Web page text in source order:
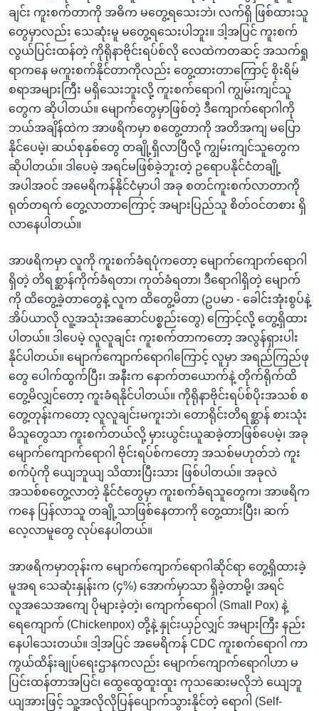
ချင်း ကူးစက်တာကို အဓိက မတွေ့ရသေးဘဲ၊ လက်ရှိ ဖြစ်ထားသူ
တွေမှာလည်း သေဆုံးမူ မတွေ့ရသေးပါဘူး။ ဒါ့အပြင် ကူးစက်
လွယ်ပြင်းထန်တဲ့ ကိုရိုနာဗိုင်းရပ်စ်လို လေထဲကတဆင့် အသက်ရှု
ရာကနေ မကူးစက်နိုင်တာကိုလည်း တွေ့ထားတာကြောင့် စိုးရိမ်
စရာအများကြီး မရှိသေးဘူးလို့ ကူးစက်ရောဂါ ကျွမ်းကျင်သူ
တွေက ဆိုပါတယ်။ မျောက်တွေမှာဖြစ်တဲ့ ဒီကျောက်ရောဂါကို
ဘယ်အချိန်ထဲက အာဖရိကမှာ စတွေ့တာကို အတိအကျ မပြော
နိုင်ပေမဲ့၊ ဆယ်စုနှစ်တွေ တချို့ရှိလာပြီလို့ ကျွမ်းကျင်သူတွေက
ဆိုပါတယ်။ ဒါပေမဲ့ အရင်မဖြစ်ခဲ့ဘူးတဲ့ ဥရောပနိုင်ငံတချို့
အပါအဝင် အမေရိကန်နိုင်ငံမှာပါ အခု စတင်ကူးစက်လာတာကို
ရုတ်တရက် တွေ့လာတာကြောင့် အများပြည်သူ စိတ်ဝင်တစား ရှိ
လာနေပါတယ်။
အာဖရိကမှာ လူကို ကူးစက်ခံရပုံကတော့ မျောက်ကျောက်ရောဂါ
ရှိတဲ့ တိရစ္ဆာန်ကိုက်ခံရတာ၊ ကုတ်ခံရတာ၊ ဒီရောဂါရှိတဲ့ မျောက်
ကို ထိတွေ့ခဲ့တာတွေနဲ့ လူက ထိတွေ့မိတာ (ဥပမာ - ခေါင်းအုံးစွပ်နဲ့
အိပ်ယာလို လူ့အသုံးအဆောင်ပစ္စည်းတွေ) ကြောင့်လို့ တွေ့ရှိထား
ပါတယ်။ ဒါပေမဲ့ လူလူချင်း ကူးစက်တာကတော့ အလွန်ရှားပါး
နိုင်ပါတယ်။ မျောက်ကျောက်ရောဂါကြောင့် လူမှာ အရည်ကြည်ဖု
တွေ ပေါက်ထွက်ပြီး၊ အနီးက နောက်တယောက်နဲ့ တိုက်ရိုက်ထိ
တွေ့မိလျှင်တော့ ကူးခံရနိုင်ပါတယ်။ ကိုရိုနာဗိုင်းရပ်စ်ပိုးအသစ် စ
တွေ့တုန်းကတော့ လူလူချင်းမကူးဘဲ၊ တောရိုင်းတိရစ္ဆာန် စားသုံး
မိသူတွေသာ ကူးစက်တယ်လို့ မှားယွင်းယူဆခဲ့တာဖြစ်ပေမဲ့၊ အခု
မျောက်ကျောက်ရောဂါ ဗိုင်းရပ်စ်ကတော့ အသစ်မဟုတ်ဘဲ ကူး
စက်ပုံကို ယျေဘူယျ သိထားပြီးသား ဖြစ်ပါတယ်။ အခုလဲ
အသစ်စတွေ့လာတဲ့ နိုင်ငံတွေမှာ ကူးစက်ခံရသူတွေက၊ အာဖရိက
ကနေ ပြန်လာသူ တချို့သာဖြစ်နေတာကို တွေ့ထားပြီး၊ ဆက်
လေ့လာမူတွေ လုပ်နေပါတယ်။
အာဖရိကမှာတုန်းက မျောက်ကျောက်ရောဂါဆိုင်ရာ တွေ့ရှိထားခဲ့
မူအရ သေဆုံးနှုန်းက (၄%) အောက်မှာသာ ရှိခဲ့တာမို့၊ အရင်
လူအသေအကျေ ပိုများခဲ့တဲ့၊ ကျောက်ရောဂါ (Small Pox) နဲ့
ရေကျောက် (Chickenpox) တို့နဲ့ နှုင်းယှဉ်လျှင် အများကြီး နည်း
နေပါသေးတယ်။ ဒါ့အပြင် အမေရိကန် CDC ကူးစက်ရောဂါ ကာ
ကွယ်ထိန်းချုပ်ရေးဌာနကလည်း မျောက်ကျောက်ရောဂါဟာ မ
ပြင်းထန်တာအပြင်၊ ထွေထွေထူးထူး ကုသဆေးမလိုဘဲ ယျေဘူ
ယျအားဖြင့် သူ့အလိုလိုပြန်ပျောက်သွားနိုင်တဲ့ ရောဂါ (Self-